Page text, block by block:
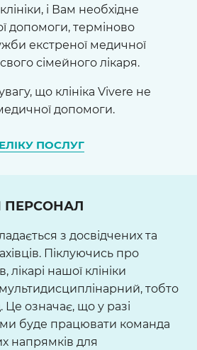
і Вам необхідне
допомоги, терміново
екстреної медичної
сімейного лікаря.
що клініка Vivere не
допомоги.
ПОСЛУГ
ПЕРСОНАЛ
з досвідчених та
Піклуючись про
лікарі нашої клініки
тобто
Це означає, що у разі
буде працювати команда
напрямків для